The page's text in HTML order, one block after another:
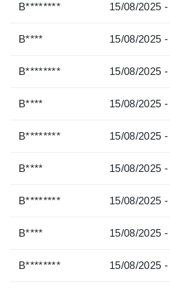
B******** 15/08/2025
B**** 15/08/2025
B******** 15/08/2025
B**** 15/08/2025
B******** 15/08/2025
B**** 15/08/2025
B******** 15/08/2025
B**** 15/08/2025
B******** 15/08/2025